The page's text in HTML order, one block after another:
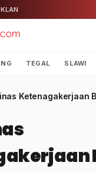
TEGAL SLAWI
Ketenagakerjaan